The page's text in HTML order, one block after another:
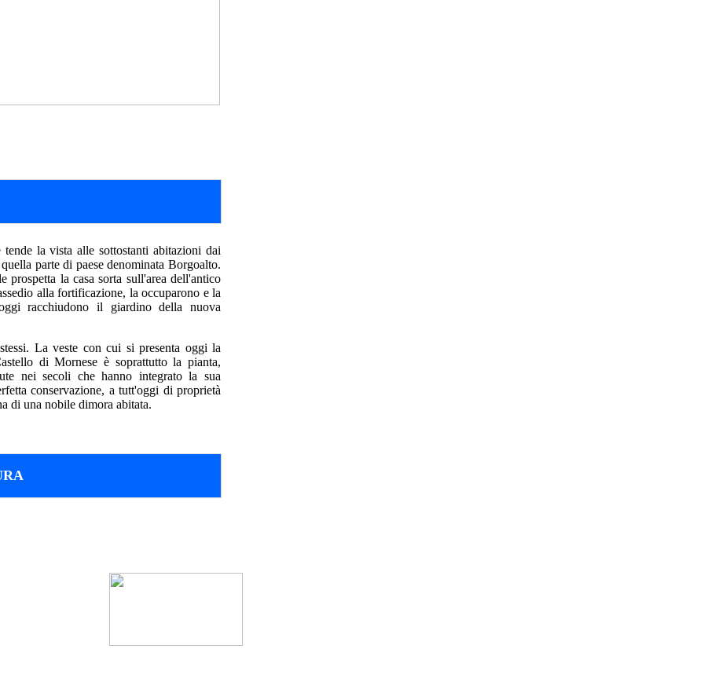
la vista alle sottostanti abitazioni dai
parte di paese denominata Borgoalto.
prospetta la casa sorta sull'area dell'antico
alla fortificazione, la occuparono e la
racchiudono il giardino della nuova
La veste con cui si presenta oggi la
di Mornese è soprattutto la pianta,
nei secoli che hanno integrato la sua
conservazione, a tutt'oggi di proprietà
di una nobile dimora abitata.